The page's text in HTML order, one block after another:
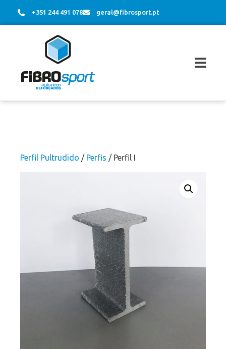
+351 244 491 078 geral@fibrosport.pt
Perfil Pultrudido / Perfis / Perfil I